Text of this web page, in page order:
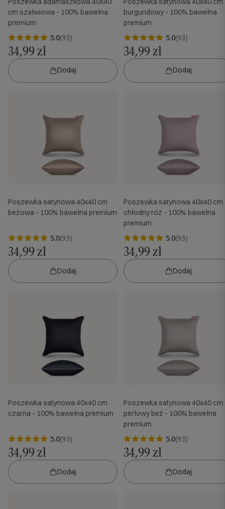
cm szałwiowa - 100% bawełna
premium
5.0(93)
34,99 zł
Dodaj
burgundowy - 100% bawełna
premium
5.0(93)
34,99 zł
Dodaj
Poszewka satynowa 40x40 cm
beżowa - 100% bawełna premium
5.0(93)
34,99 zł
Dodaj
Poszewka satynowa 40x40 cm
chłodny róż - 100% bawełna
premium
5.0(93)
34,99 zł
Dodaj
Poszewka satynowa 40x40 cm
czarna - 100% bawełna premium
5.0(93)
34,99 zł
Dodaj
Poszewka satynowa 40x40 cm
perłowy beż - 100% bawełna
premium
5.0(93)
34,99 zł
Dodaj